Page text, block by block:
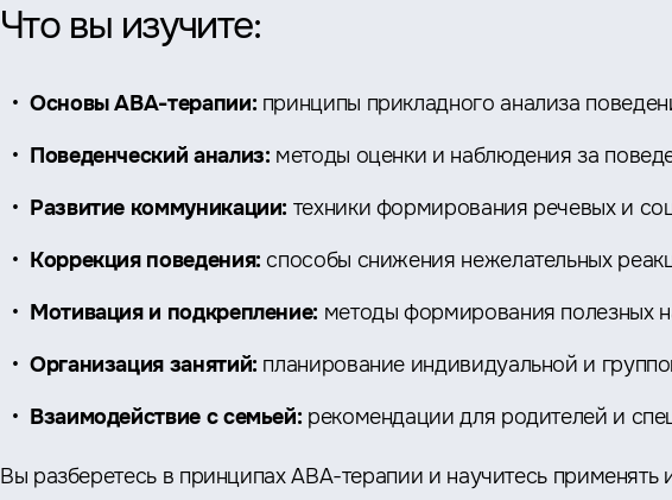
Что вы изучите:
Основы АВА-терапии: принципы прикладного анализа
Поведенческий анализ: методы оценки и наблюдения за
Развитие коммуникации: техники формирования речевых и
Коррекция поведения: способы снижения нежелательных
Мотивация и подкрепление: методы формирования полезных
Организация занятий: планирование индивидуальной и
Взаимодействие с семьей: рекомендации для родителей и
Вы разберетесь в принципах АВА-терапии и научитесь